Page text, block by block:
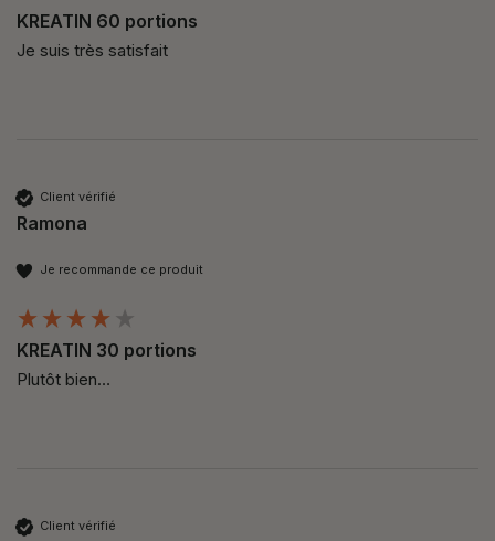
KREATIN 60 portions
Je suis très satisfait
Client vérifié
Ramona
Je recommande ce produit
KREATIN 30 portions
Plutôt bien…
Client vérifié